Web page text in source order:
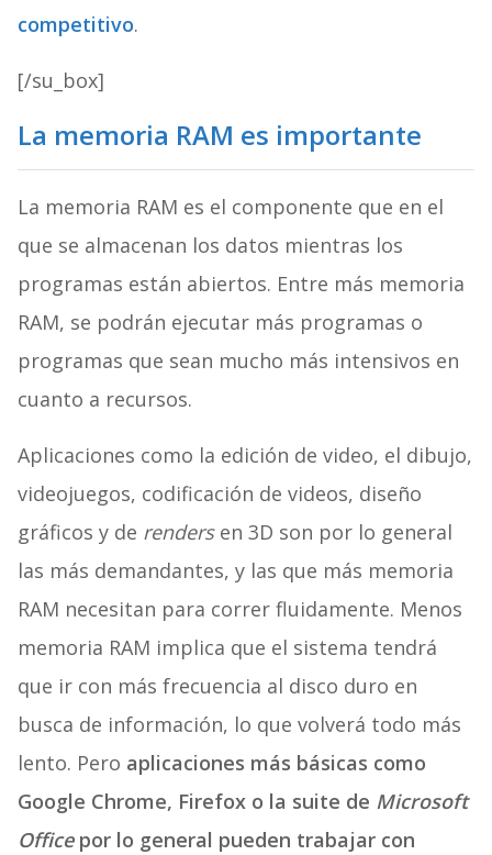
competitivo.
[/su_box]
La memoria RAM es importante
La memoria RAM es el componente que en el
que se almacenan los datos mientras los
programas están abiertos. Entre más memoria
RAM, se podrán ejecutar más programas o
programas que sean mucho más intensivos en
cuanto a recursos.
Aplicaciones como la edición de video, el dibujo,
videojuegos, codificación de videos, diseño
gráficos y de renders en 3D son por lo general
las más demandantes, y las que más memoria
RAM necesitan para correr fluidamente. Menos
memoria RAM implica que el sistema tendrá
que ir con más frecuencia al disco duro en
busca de información, lo que volverá todo más
lento. Pero aplicaciones más básicas como
Google Chrome, Firefox o la suite de Microsoft
Office por lo general pueden trabajar con